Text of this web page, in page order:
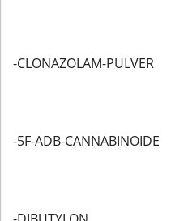
-CLONAZOLAM-PULVER
-5F-ADB-CANNABINOIDE